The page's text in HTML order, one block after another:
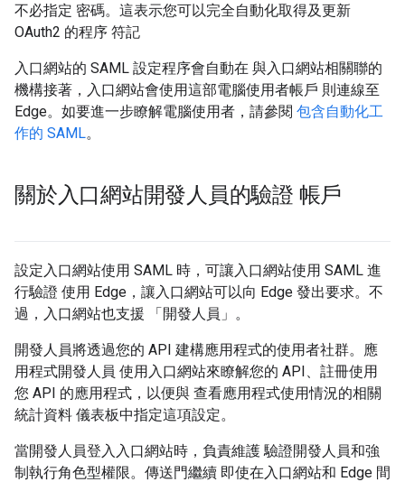
不必指定 密碼。這表示您可以完全自動化取得及更新
OAuth2 的程序 符記
入口網站的 SAML 設定程序會自動在 與入口網站相關聯的
機構接著，入口網站會使用這部電腦使用者帳戶 則連線至
Edge。如要進一步瞭解電腦使用者，請參閱 包含自動化工
作的 SAML。
關於入口網站開發人員的驗證 帳戶
設定入口網站使用 SAML 時，可讓入口網站使用 SAML 進
行驗證 使用 Edge，讓入口網站可以向 Edge 發出要求。不
過，入口網站也支援 「開發人員」 。
開發人員將透過您的 API 建構應用程式的使用者社群。應
用程式開發人員 使用入口網站來瞭解您的 API、註冊使用
您 API 的應用程式，以便與 查看應用程式使用情況的相關
統計資料 儀表板中指定這項設定。
當開發人員登入入口網站時，負責維護 驗證開發人員和強
制執行角色型權限。傳送門繼續 即使在入口網站和 Edge 間